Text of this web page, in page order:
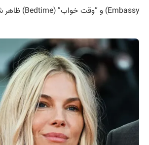
Embassy) و “وقت خواب” (Bedtime) ظاهر شد.